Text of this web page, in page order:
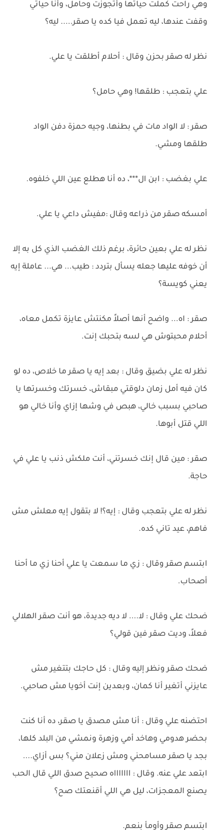
وهي راحت كملت حياتها وأتجوزت وحامل، وأنا حياتي
وقفت عندها، ليه تعمل فيا كده يا صقر..... ليه؟
نظر له صقر بحزن وقال : أحلام أطلقت يا علي.
علي بتعجب : طلقها! وهي حامل؟
صقر : لا الواد مات في بطنها، وجيه حمزة دفن الواد
طلقها ومشي.
علي بغضب : ابن ال***، ده أنا هطلع عين اللي خلفوه.
أمسكه صقر من ذراعه وقال :مفيش داعي يا علي.
نظر له علي بعين حائرة، برغم ذلك الغضب الذي كل به إلا
أن خوفه عليها جعله يسأل بتردد : طيب... هي... عاملة إيه
يعني كويسة؟
صقر : اه... واضح أنها أصلاً مكنتش عايزة تكمل معاه،
أحلام محبتوش هي لسه بتحبك إنت.
نظر له علي بضيق وقال : بعد إيه يا صقر ما خلاص، ده لو
كان فيه أمل زمان دلوقتي مبقاش، خسرتك وخسرتها يا
صاحبي بسبب خالي، هبص في وشها إزاي وأنا خالي هو
اللي قتل أبوها.
صقر : مين قال إنك خسرتني، أنت ملكش ذنب يا علي في
حاجة.
نظر له علي بتعجب وقال : إيه؟! لا بتقول إيه معلش مش
فاهم، عيد تاني كده.
ابتسم صقر وقال : زي ما سمعت يا علي أحنا زي ما أحنا
أصحاب.
ضحك علي وقال : لا.... لا ديه جديدة، هو أنت صقر الهلالي
فعلاً، وديت صقر فين قولي؟
ضحك صقر ونظر إليه وقال : كل حاجك بتتغير مش
عايزني أتغير أنا كمان، وبعدين إنت أخويا مش صاحبي.
احتضنه علي وقال : أنا مش مصدق يا صقر، ده أنا كنت
بحضر هدومي وهاخد أمي وزهرة ونمشي من البلد كلها،
بجد يا صقر مسامحني ومش زعلان مني؟ بس أزاي....
ابتعد علي عنه. وقال : اااااااه صحيح صدق اللي قال الحب
يصنع المعجزات، ليل هي اللي أقنعتك صح؟
ابتسم صقر وأومأ بنعم.